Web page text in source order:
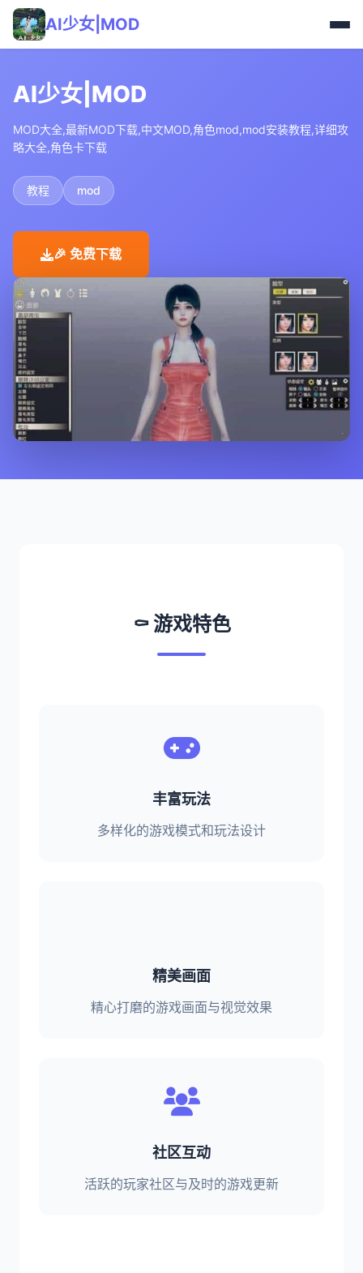
AI少女|MOD
AI少女|MOD
MOD大全,最新MOD下载,中文MOD,角色mod,mod安装教程,详细攻
略大全,角色卡下载
教程 mod
🎉 免费下载
⚰️ 游戏特色
丰富玩法
多样化的游戏模式和玩法设计
精美画面
精心打磨的游戏画面与视觉效果
社区互动
活跃的玩家社区与及时的游戏更新